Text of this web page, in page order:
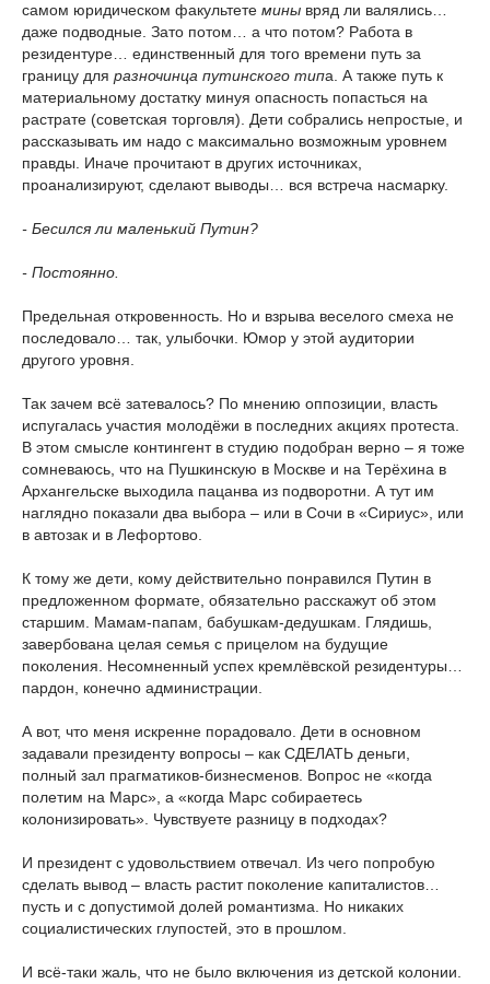
самом юридическом факультете мины вряд ли валялись…
даже подводные. Зато потом… а что потом? Работа в
резидентуре… единственный для того времени путь за
границу для разночинца путинского типа. А также путь к
материальному достатку минуя опасность попасться на
растрате (советская торговля). Дети собрались непростые, и
рассказывать им надо с максимально возможным уровнем
правды. Иначе прочитают в других источниках,
проанализируют, сделают выводы… вся встреча насмарку.
- Бесился ли маленький Путин?
- Постоянно.
Предельная откровенность. Но и взрыва веселого смеха не
последовало… так, улыбочки. Юмор у этой аудитории
другого уровня.
Так зачем всё затевалось? По мнению оппозиции, власть
испугалась участия молодёжи в последних акциях протеста.
В этом смысле контингент в студию подобран верно – я тоже
сомневаюсь, что на Пушкинскую в Москве и на Терёхина в
Архангельске выходила пацанва из подворотни. А тут им
наглядно показали два выбора – или в Сочи в «Сириус», или
в автозак и в Лефортово.
К тому же дети, кому действительно понравился Путин в
предложенном формате, обязательно расскажут об этом
старшим. Мамам-папам, бабушкам-дедушкам. Глядишь,
завербована целая семья с прицелом на будущие
поколения. Несомненный успех кремлёвской резидентуры…
пардон, конечно администрации.
А вот, что меня искренне порадовало. Дети в основном
задавали президенту вопросы – как СДЕЛАТЬ деньги,
полный зал прагматиков-бизнесменов. Вопрос не «когда
полетим на Марс», а «когда Марс собираетесь
колонизировать». Чувствуете разницу в подходах?
И президент с удовольствием отвечал. Из чего попробую
сделать вывод – власть растит поколение капиталистов…
пусть и с допустимой долей романтизма. Но никаких
социалистических глупостей, это в прошлом.
И всё-таки жаль, что не было включения из детской колонии.